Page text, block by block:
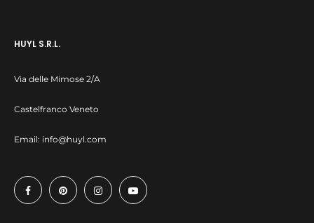
HUYL S.R.L.
Via delle Mimose 2/A
Castelfranco Veneto
Email: info@huyl.com